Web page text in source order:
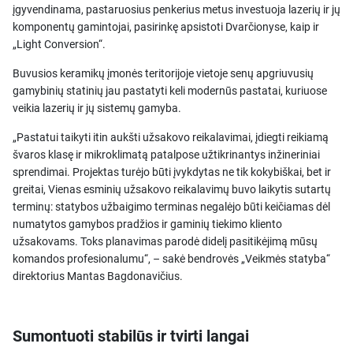
įgyvendinama, pastaruosius penkerius metus investuoja lazerių ir jų
komponentų gamintojai, pasirinkę apsistoti Dvarčionyse, kaip ir
„Light Conversion“.
Buvusios keramikų įmonės teritorijoje vietoje senų apgriuvusių
gamybinių statinių jau pastatyti keli modernūs pastatai, kuriuose
veikia lazerių ir jų sistemų gamyba.
„Pastatui taikyti itin aukšti užsakovo reikalavimai, įdiegti reikiamą
švaros klasę ir mikroklimatą patalpose užtikrinantys inžineriniai
sprendimai. Projektas turėjo būti įvykdytas ne tik kokybiškai, bet ir
greitai, Vienas esminių užsakovo reikalavimų buvo laikytis sutartų
terminų: statybos užbaigimo terminas negalėjo būti keičiamas dėl
numatytos gamybos pradžios ir gaminių tiekimo kliento
užsakovams. Toks planavimas parodė didelį pasitikėjimą mūsų
komandos profesionalumu“, – sakė bendrovės „Veikmės statyba“
direktorius Mantas Bagdonavičius.
Sumontuoti stabilūs ir tvirti langai